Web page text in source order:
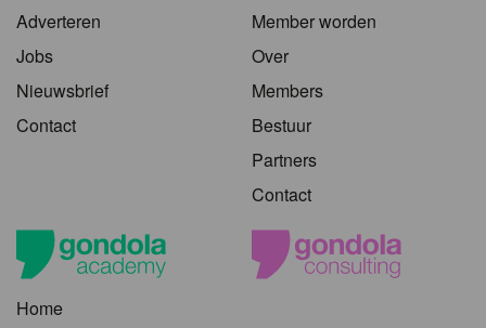
Adverteren
Jobs
Nieuwsbrief
Contact
Member worden
Over
Members
Bestuur
Partners
Contact
Home